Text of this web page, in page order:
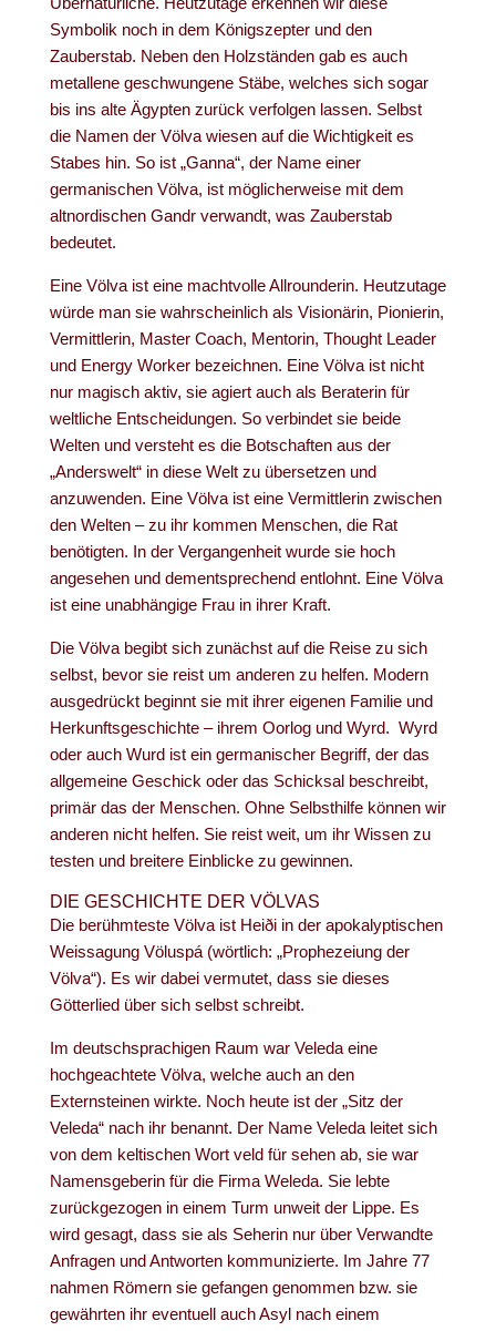
Symbolik noch in dem Königszepter und den
Zauberstab. Neben den Holzständen gab es auch
metallene geschwungene Stäbe, welches sich sogar
bis ins alte Ägypten zurück verfolgen lassen. Selbst
die Namen der Völva wiesen auf die Wichtigkeit es
Stabes hin. So ist „Ganna“, der Name einer
germanischen Völva, ist möglicherweise mit dem
altnordischen Gandr verwandt, was Zauberstab
bedeutet.
Eine Völva ist eine machtvolle Allrounderin. Heutzutage
würde man sie wahrscheinlich als Visionärin, Pionierin,
Vermittlerin, Master Coach, Mentorin, Thought Leader
und Energy Worker bezeichnen. Eine Völva ist nicht
nur magisch aktiv, sie agiert auch als Beraterin für
weltliche Entscheidungen. So verbindet sie beide
Welten und versteht es die Botschaften aus der
„Anderswelt“ in diese Welt zu übersetzen und
anzuwenden. Eine Völva ist eine Vermittlerin zwischen
den Welten – zu ihr kommen Menschen, die Rat
benötigten. In der Vergangenheit wurde sie hoch
angesehen und dementsprechend entlohnt. Eine Völva
ist eine unabhängige Frau in ihrer Kraft.
Die Völva begibt sich zunächst auf die Reise zu sich
selbst, bevor sie reist um anderen zu helfen. Modern
ausgedrückt beginnt sie mit ihrer eigenen Familie und
Herkunftsgeschichte – ihrem Oorlog und Wyrd. Wyrd
oder auch Wurd ist ein germanischer Begriff, der das
allgemeine Geschick oder das Schicksal beschreibt,
primär das der Menschen. Ohne Selbsthilfe können wir
anderen nicht helfen. Sie reist weit, um ihr Wissen zu
testen und breitere Einblicke zu gewinnen.
DIE GESCHICHTE DER VÖLVAS
Die berühmteste Völva ist Heiði in der apokalyptischen
Weissagung Völuspá (wörtlich: „Prophezeiung der
Völva“). Es wir dabei vermutet, dass sie dieses
Götterlied über sich selbst schreibt.
Im deutschsprachigen Raum war Veleda eine
hochgeachtete Völva, welche auch an den
Externsteinen wirkte. Noch heute ist der „Sitz der
Veleda“ nach ihr benannt. Der Name Veleda leitet sich
von dem keltischen Wort veld für sehen ab, sie war
Namensgeberin für die Firma Weleda. Sie lebte
zurückgezogen in einem Turm unweit der Lippe. Es
wird gesagt, dass sie als Seherin nur über Verwandte
Anfragen und Antworten kommunizierte. Im Jahre 77
nahmen Römern sie gefangen genommen bzw. sie
gewährten ihr eventuell auch Asyl nach einem